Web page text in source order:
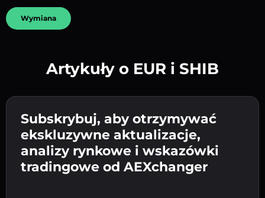
Wpisz adres swojego portfela
kryptowalutowego 👉 przejdź do następnego
kroku.
Potwierdź swoją tożsamość 👉 przejdź do
ostatniego kroku.
Wyślij depozyt 👉 odbierz kryptowalutę lub
walutę fiat w swoim portfelu.
Wymiana
Artykuły o EUR i SHIB
Subskrybuj, aby otrzymywać
ekskluzywne aktualizacje,
analizy rynkowe i wskazówki
tradingowe od AEXchanger